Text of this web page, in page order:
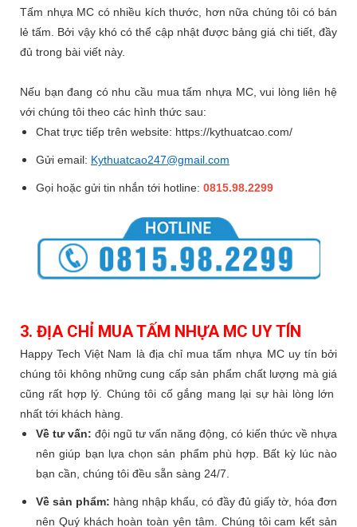
Tấm nhựa MC có nhiều kích thước, hơn nữa chúng tôi có bán
lẻ tấm. Bởi vậy khó có thể cập nhật được bảng giá chi tiết, đầy
đủ trong bài viết này.
Nếu bạn đang có nhu cầu mua tấm nhựa MC, vui lòng liên hệ
với chúng tôi theo các hình thức sau:
Chat trực tiếp trên website: https://kythuatcao.com/
Gửi email: Kythuatcao247@gmail.com
Gọi hoặc gửi tin nhắn tới hotline: 0815.98.2299
3. ĐỊA CHỈ MUA TẤM NHỰA MC UY TÍN
Happy Tech Việt Nam là địa chỉ mua tấm nhựa MC uy tín bởi
chúng tôi không những cung cấp sản phẩm chất lượng mà giá
cũng rất hợp lý. Chúng tôi cố gắng mang lại sự hài lòng lớn
nhất tới khách hàng.
Về tư vấn: đội ngũ tư vấn năng động, có kiến thức về nhựa
nên giúp bạn lựa chọn sản phẩm phù hợp. Bất kỳ lúc nào
bạn cần, chúng tôi đều sẵn sàng 24/7.
Về sản phẩm: hàng nhập khẩu, có đầy đủ giấy tờ, hóa đơn
nên Quý khách hoàn toàn yên tâm. Chúng tôi cam kết sản